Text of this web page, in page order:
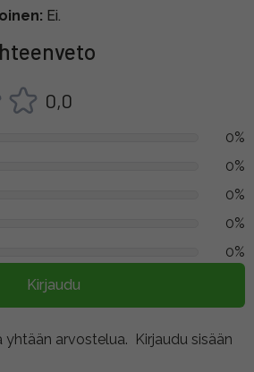
Ei.
0,0
0%
0%
0%
0%
0%
Kirjaudu
yhtään arvostelua. Kirjaudu sisään